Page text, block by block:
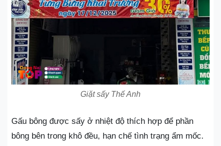
Giặt sấy Thế Anh
Gấu bông được sấy ở nhiệt độ thích hợp để phần
bông bên trong khô đều, hạn chế tình trạng ẩm mốc.